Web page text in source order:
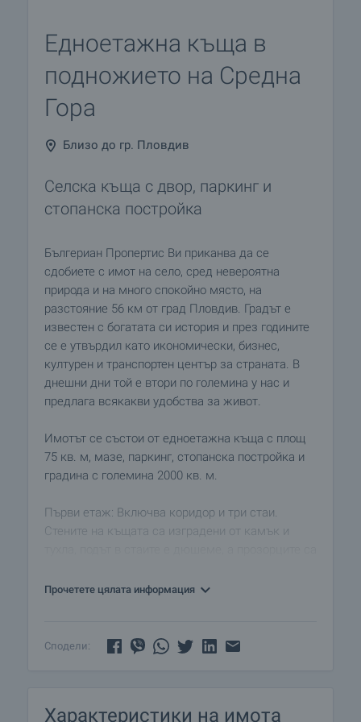
Едноетажна къща в
подножието на Средна
Гора
Близо до гр. Пловдив
Селска къща с двор, паркинг и
стопанска постройка
Бългериан Пропертис Ви приканва да се
сдобиете с имот на село, сред невероятна
природа и на много спокойно място, на
разстояние 56 км от град Пловдив. Градът е
известен с богатата си история и през годините
се е утвърдил като икономически, бизнес,
културен и транспортен център за страната. В
днешни дни той е втори по големина у нас и
предлага всякакви удобства за живот.
Имотът се състои от едноетажна къща с площ
75 кв. м, мазе, паркинг, стопанска постройка и
градина с големина 2000 кв. м.
Първи етаж: Включва коридор и три стаи.
Стените на къщата са изградени от камък и
спомага за по- лесното напояване.
само една външна тоалетна. Имотът е снабден
Прочетете цялата информация
Сподели:
Характеристики на имота